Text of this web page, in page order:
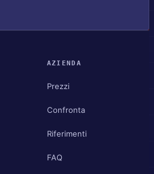
AZIENDA
Prezzi
Confronta
Riferimenti
FAQ